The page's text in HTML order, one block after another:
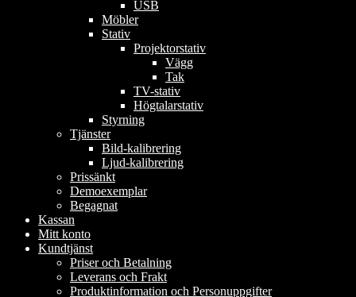
USB
Möbler
Stativ
Projektorstativ
Vägg
Tak
TV-stativ
Högtalarstativ
Styrning
Tjänster
Bild-kalibrering
Ljud-kalibrering
Prissänkt
Demoexemplar
Begagnat
Kassan
Mitt konto
Kundtjänst
Priser och Betalning
Leverans och Frakt
Produktinformation och Personuppgifter